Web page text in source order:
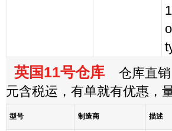
英国11号仓库 仓库直销
元含税运，有单就有优惠，
型号 制造商 描述